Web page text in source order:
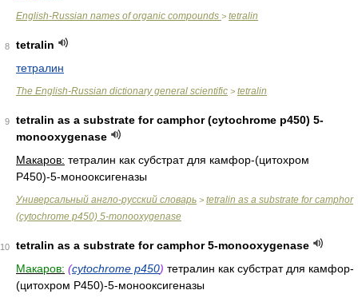
English-Russian names of organic compounds > tetralin
8
tetralin
тетралин
The English-Russian dictionary general scientific > tetralin
9
tetralin as a substrate for camphor (cytochrome p450) 5-
monooxygenase
Макаров: тетралин как субстрат для камфор-(цитохром
P450)-5-монооксигеназы
Универсальный англо-русский словарь > tetralin as a substrate for camphor
(cytochrome p450) 5-monooxygenase
10
tetralin as a substrate for camphor 5-monooxygenase
Макаров: (cytochrome p450) тетралин как субстрат для камфор-
(цитохром P450)-5-монооксигеназы